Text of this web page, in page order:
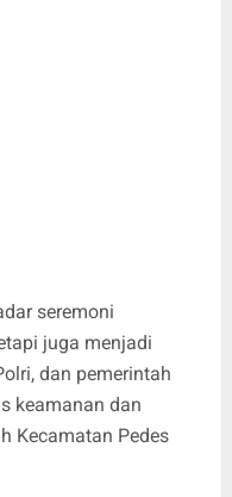
seremoni
juga menjadi
dan pemerintah
keamanan dan
Kecamatan Pedes